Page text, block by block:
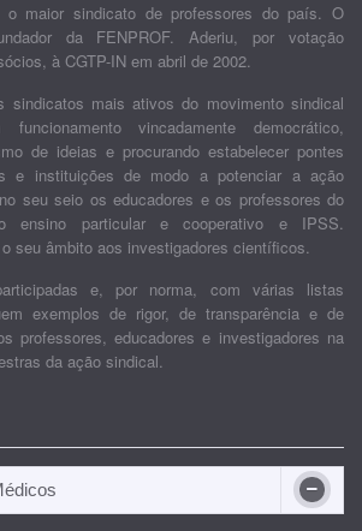
o maior sindicato de professores do país. O
da FENPROF. Aderiu, por votação
à CGTP-IN em abril de 2002.
sindicatos mais ativos do movimento sindical
vincadamente democrático,
de ideias e procurando estabelecer pontes
e instituições de modo a potenciar a ação
seu seio os educadores e os professores do
ensino particular e cooperativo e IPSS.
seu âmbito aos investigadores científicos.
e, por norma, com várias listas
exemplos de rigor, de transparência e de
professores, educadores e investigadores na
da ação sindical.